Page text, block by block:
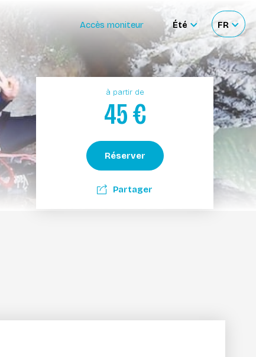
Accès moniteur Été
Sélectionner
le
site
FR
votre
langue
à partir de
45€
Réserver
Partager